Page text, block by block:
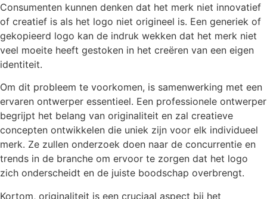
Consumenten kunnen denken dat het merk niet innovatief
of creatief is als het logo niet origineel is. Een generiek of
gekopieerd logo kan de indruk wekken dat het merk niet
veel moeite heeft gestoken in het creëren van een eigen
identiteit.
Om dit probleem te voorkomen, is samenwerking met een
ervaren ontwerper essentieel. Een professionele ontwerper
begrijpt het belang van originaliteit en zal creatieve
concepten ontwikkelen die uniek zijn voor elk individueel
merk. Ze zullen onderzoek doen naar de concurrentie en
trends in de branche om ervoor te zorgen dat het logo
zich onderscheidt en de juiste boodschap overbrengt.
Kortom, originaliteit is een cruciaal aspect bij het